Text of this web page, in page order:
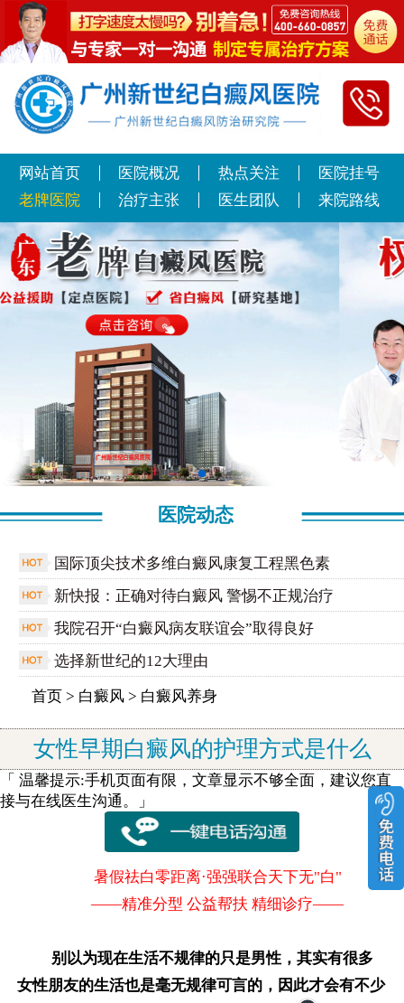
网站首页 医院概况 热点关注
医院挂号
老牌医院
治疗主张 医生团队 来院路线
医院动态
国际顶尖技术多维白癜风康复工程黑色素
新快报：正确对待白癜风 警惕不正规治疗
我院召开“白癜风病友联谊会”取得良好
选择新世纪的12大理由
首页 > 白癜风 > 白癜风养身
女性早期白癜风的护理方式是什么
「 温馨提示:手机页面有限，文章显示不够全面，建议您直
接与在线医生沟通。」
暑假祛白零距离·强强联合天下无"白"
——精准分型 公益帮扶 精细诊疗——
别以为现在生活不规律的只是男性，其实有很多
女性朋友的生活也是毫无规律可言的，因此才会有不少